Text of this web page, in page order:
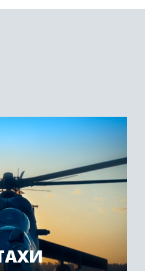
розслідуваннях сучасні